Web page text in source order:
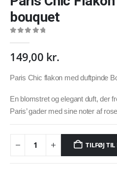
bouquet
149,00 kr.
Paris Chic flakon med duftpinde
En blomstret og elegant duft, der
Paris’ gader med sine noter af
TILFØJ TIL